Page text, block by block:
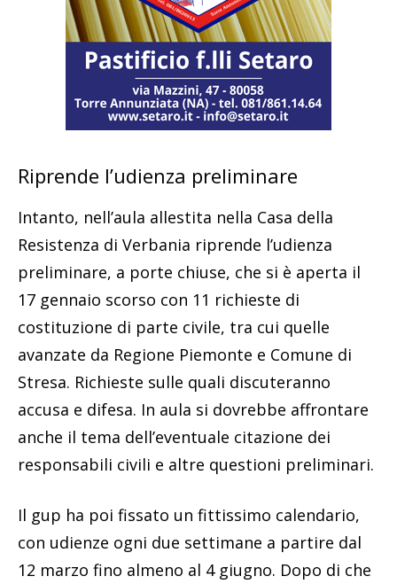
Riprende l’udienza preliminare
Intanto, nell’aula allestita nella Casa della
Resistenza di Verbania riprende l’udienza
preliminare, a porte chiuse, che si è aperta il
17 gennaio scorso con 11 richieste di
costituzione di parte civile, tra cui quelle
avanzate da Regione Piemonte e Comune di
Stresa. Richieste sulle quali discuteranno
accusa e difesa. In aula si dovrebbe affrontare
anche il tema dell’eventuale citazione dei
responsabili civili e altre questioni preliminari.
Il gup ha poi fissato un fittissimo calendario,
con udienze ogni due settimane a partire dal
12 marzo fino almeno al 4 giugno. Dopo di che